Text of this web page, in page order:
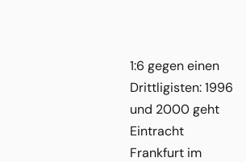
1:6 gegen einen
Drittligisten: 1996
und 2000 geht
Eintracht
Frankfurt im